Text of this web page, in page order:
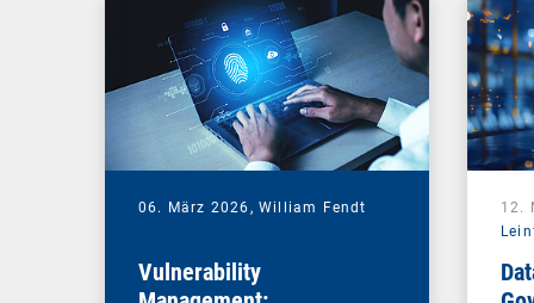
06. März 2026, William Fendt
Vulnerability
12.